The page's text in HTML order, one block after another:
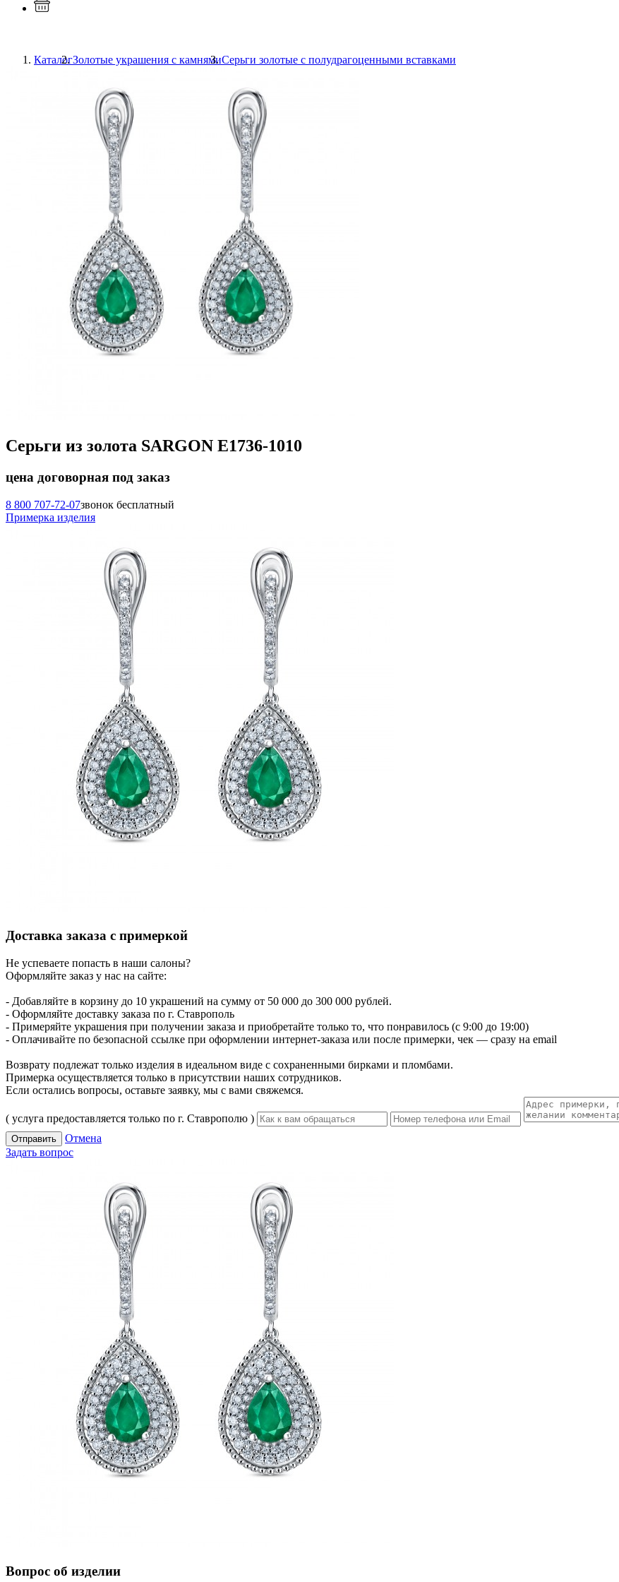
КаталогЗолотые украшения с камнямиСерьги золотые с полудрагоценными вставками
Серьги из золота SARGON E1736-1010
цена договорная под заказ
8 800 707-72-07звонок бесплатный
Примерка изделия
Доставка заказа с примеркой
Не успеваете попасть в наши салоны?
Оформляйте заказ у нас на сайте:
- Добавляйте в корзину до 10 украшений на сумму от 50 000 до 300 000 рублей.
- Оформляйте доставку заказа по г. Ставрополь
- Примеряйте украшения при получении заказа и приобретайте только то, что понравилось (с 9:00 до 19:00)
- Оплачивайте по безопасной ссылке при оформлении интернет-заказа или после примерки, чек — сразу на email
Возврату подлежат только изделия в идеальном виде с сохраненными бирками и пломбами.
Примерка осуществляется только в присутствии наших сотрудников.
Если остались вопросы, оставьте заявку, мы с вами свяжемся.
( услуга предоставляется только по г. Ставрополю )
Отправить
Отмена
Задать вопрос
Вопрос об изделии